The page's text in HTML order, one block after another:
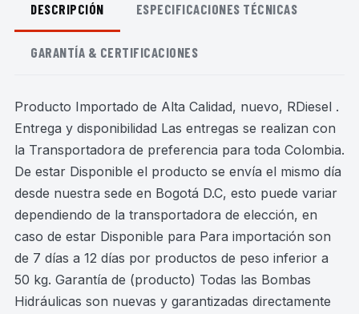
DESCRIPCIÓN ESPECIFICACIONES TÉCNICAS
GARANTÍA & CERTIFICACIONES
Producto Importado de Alta Calidad, nuevo, RDiesel .
Entrega y disponibilidad Las entregas se realizan con
la Transportadora de preferencia para toda Colombia.
De estar Disponible el producto se envía el mismo día
desde nuestra sede en Bogotá D.C, esto puede variar
dependiendo de la transportadora de elección, en
caso de estar Disponible para Para importación son
de 7 días a 12 días por productos de peso inferior a
50 kg. Garantía de (producto) Todas las Bombas
Hidráulicas son nuevas y garantizadas directamente